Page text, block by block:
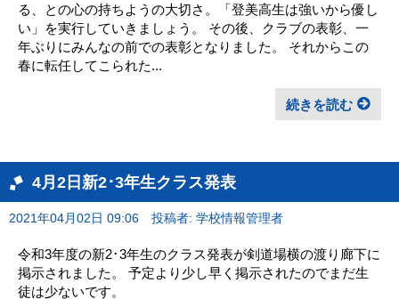
る、との心の持ちようの大切さ。「登美高生は強いから優し
い」を実行していきましょう。 その後、クラブの表彰、一
年ぶりにみんなの前での表彰となりました。 それからこの
春に転任してこられた...
続きを読む
4月2日新2･3年生クラス発表
2021年04月02日 09:06 投稿者: 学校情報管理者
令和3年度の新2･3年生のクラス発表が剣道場横の渡り廊下に
掲示されました。 予定より少し早く掲示されたのでまだ生
徒は少ないです。